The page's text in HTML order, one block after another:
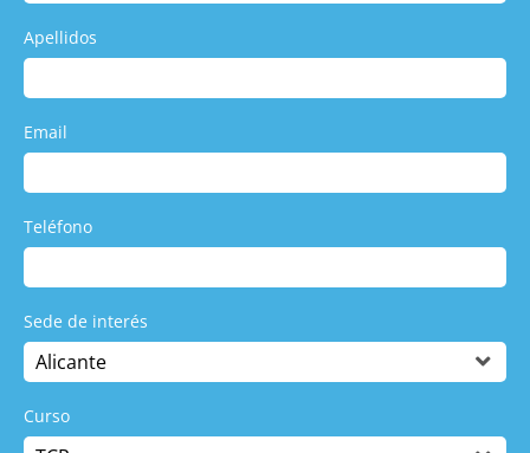
Apellidos
Email
Teléfono
Sede de interés
Curso